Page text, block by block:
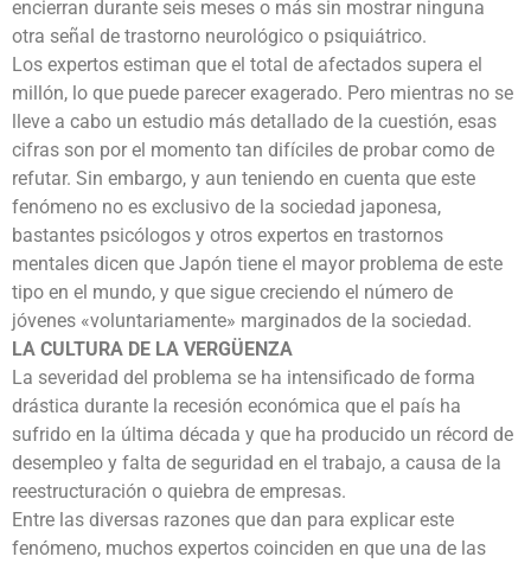
encierran durante seis meses o más sin mostrar ninguna
otra señal de trastorno neurológico o psiquiátrico.
Los expertos estiman que el total de afectados supera el
millón, lo que puede parecer exagerado. Pero mientras no se
lleve a cabo un estudio más detallado de la cuestión, esas
cifras son por el momento tan difíciles de probar como de
refutar. Sin embargo, y aun teniendo en cuenta que este
fenómeno no es exclusivo de la sociedad japonesa,
bastantes psicólogos y otros expertos en trastornos
mentales dicen que Japón tiene el mayor problema de este
tipo en el mundo, y que sigue creciendo el número de
jóvenes «voluntariamente» marginados de la sociedad.
LA CULTURA DE LA VERGÜENZA
La severidad del problema se ha intensificado de forma
drástica durante la recesión económica que el país ha
sufrido en la última década y que ha producido un récord de
desempleo y falta de seguridad en el trabajo, a causa de la
reestructuración o quiebra de empresas.
Entre las diversas razones que dan para explicar este
fenómeno, muchos expertos coinciden en que una de las